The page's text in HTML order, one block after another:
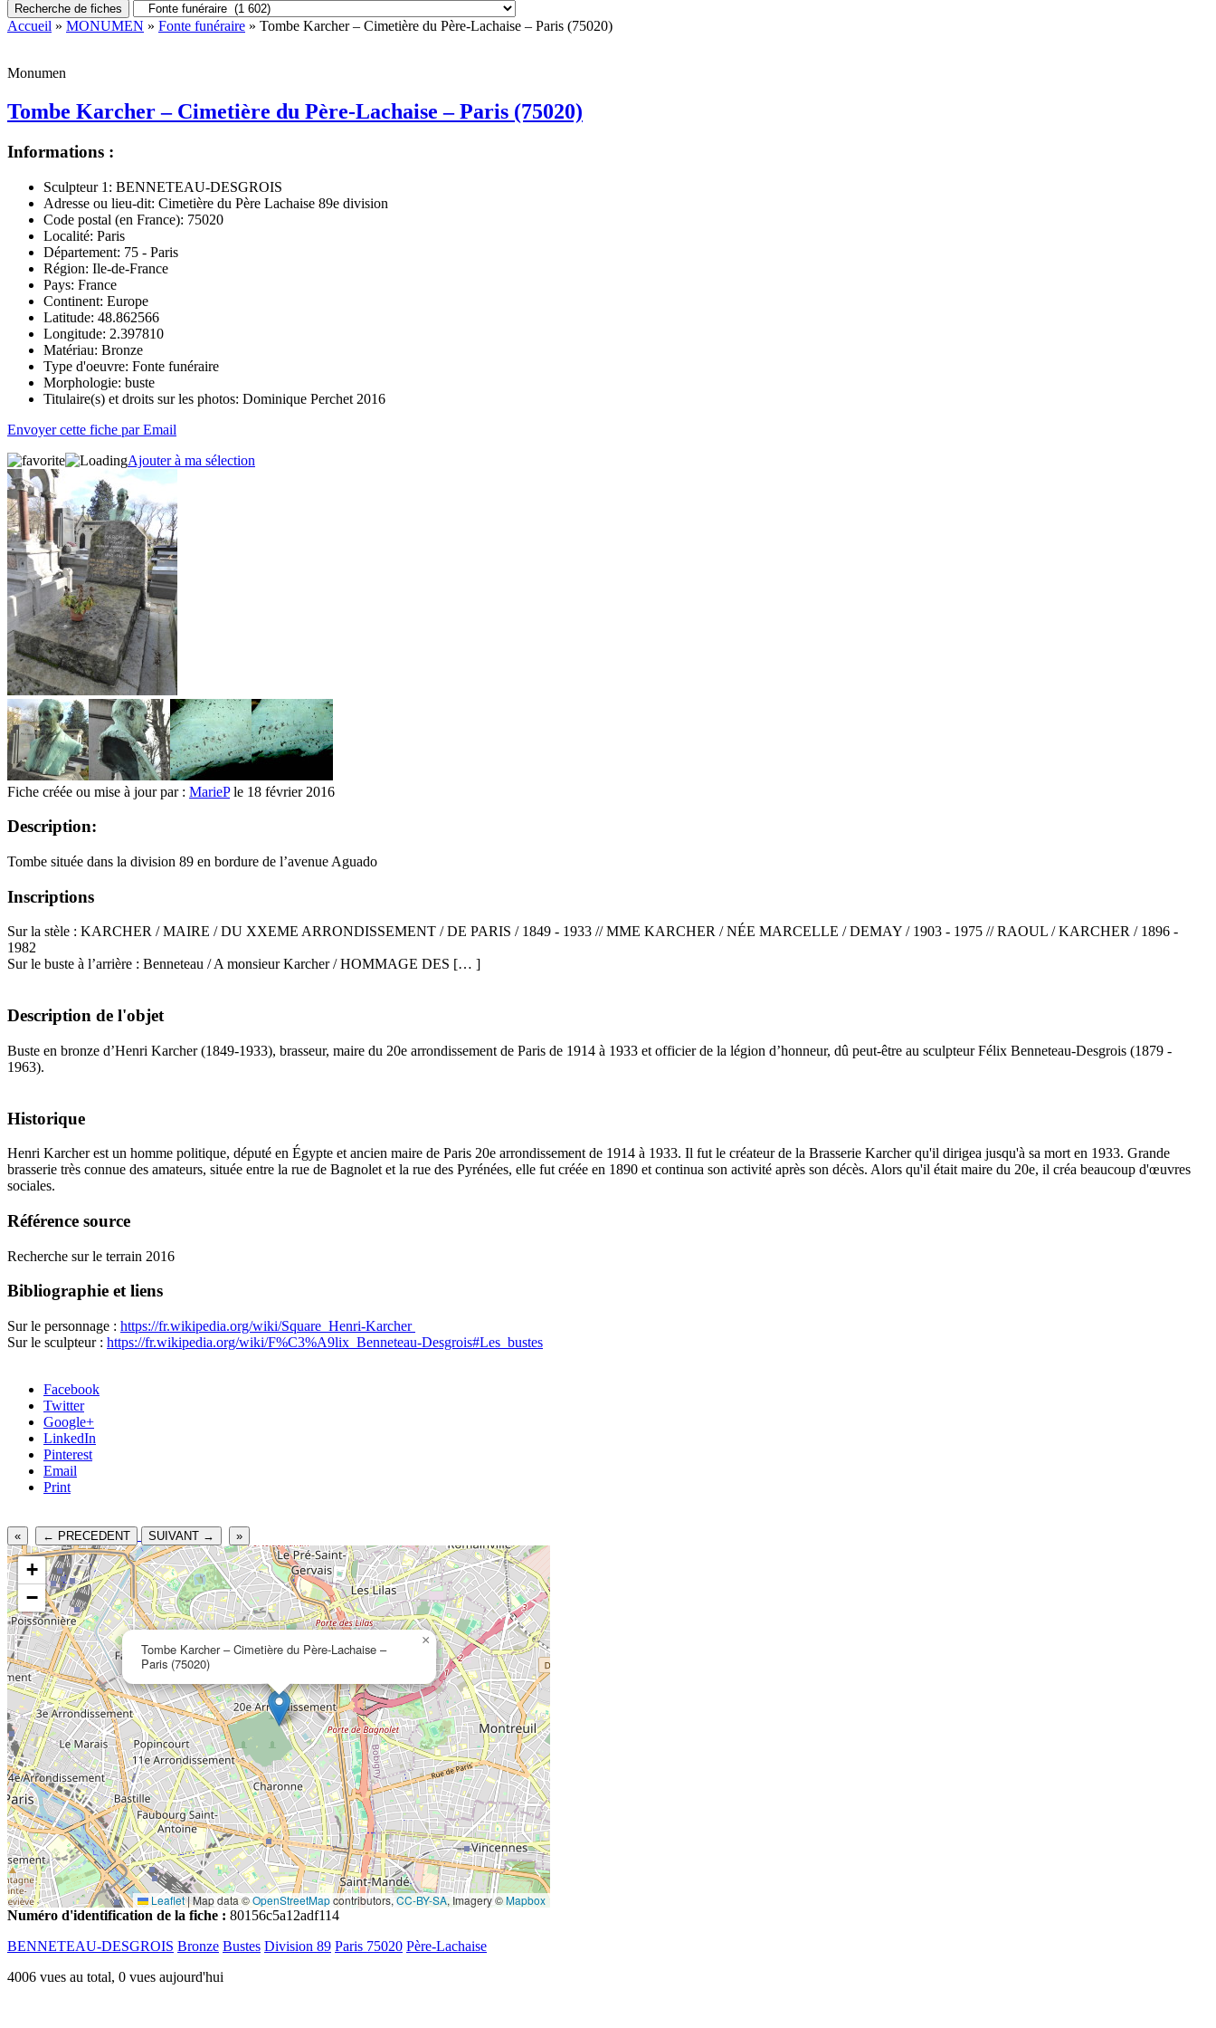
Recherche de fiches
Accueil » MONUMEN » Fonte funéraire » Tombe Karcher – Cimetière du Père-Lachaise – Paris (75020)
Monumen
Tombe Karcher – Cimetière du Père-Lachaise – Paris (75020)
Informations :
Sculpteur 1: BENNETEAU-DESGROIS
Adresse ou lieu-dit: Cimetière du Père Lachaise 89e division
Code postal (en France): 75020
Localité: Paris
Département: 75 - Paris
Région: Ile-de-France
Pays: France
Continent: Europe
Latitude: 48.862566
Longitude: 2.397810
Matériau: Bronze
Type d'oeuvre: Fonte funéraire
Morphologie: buste
Titulaire(s) et droits sur les photos: Dominique Perchet 2016
Envoyer cette fiche par Email
Ajouter à ma sélection
Fiche créée ou mise à jour par : MariePle 18 février 2016
Description:
Tombe située dans la division 89 en bordure de l’avenue Aguado
Inscriptions
Sur la stèle : KARCHER / MAIRE / DU XXEME ARRONDISSEMENT / DE PARIS / 1849 - 1933 // MME KARCHER / NÉE MARCELLE / DEMAY / 1903 - 1975 // RAOUL / KARCHER / 1896 -
1982
Sur le buste à l’arrière : Benneteau / A monsieur Karcher / HOMMAGE DES [… ]
Description de l'objet
Buste en bronze d’Henri Karcher (1849-1933), brasseur, maire du 20e arrondissement de Paris de 1914 à 1933 et officier de la légion d’honneur, dû peut-être au sculpteur Félix Benneteau-Desgrois (1879 -
1963).
Historique
Henri Karcher est un homme politique, député en Égypte et ancien maire de Paris 20e arrondissement de 1914 à 1933. Il fut le créateur de la Brasserie Karcher qu'il dirigea jusqu'à sa mort en 1933. Grande
brasserie très connue des amateurs, située entre la rue de Bagnolet et la rue des Pyrénées, elle fut créée en 1890 et continua son activité après son décès. Alors qu'il était maire du 20e, il créa beaucoup d'œuvres
sociales.
Référence source
Recherche sur le terrain 2016
Bibliographie et liens
Sur le personnage : https://fr.wikipedia.org/wiki/Square_Henri-Karcher
Sur le sculpteur : https://fr.wikipedia.org/wiki/F%C3%A9lix_Benneteau-Desgrois#Les_bustes
Facebook
Twitter
Google+
LinkedIn
Pinterest
Email
Print
« ← PRECEDENT SUIVANT → »
Tombe Karcher – Cimetière du Père-Lachaise –
Paris (75020)
×
+
−
Leaflet |Map data ©OpenStreetMapcontributors, CC-BY-SA, Imagery ©Mapbox
Numéro d'identification de la fiche : 80156c5a12adf114
BENNETEAU-DESGROIS Bronze Bustes Division 89 Paris 75020 Père-Lachaise
4006 vues au total, 0 vues aujourd'hui